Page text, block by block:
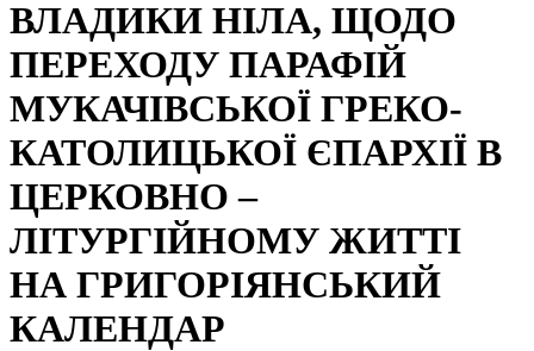
ВЛАДИКИ НІЛА, ЩОДО
ПЕРЕХОДУ ПАРАФІЙ
МУКАЧІВСЬКОЇ ГРЕКО-
КАТОЛИЦЬКОЇ ЄПАРХІЇ В
ЦЕРКОВНО –
ЛІТУРГІЙНОМУ ЖИТТІ
НА ГРИГОРІЯНСЬКИЙ
КАЛЕНДАР